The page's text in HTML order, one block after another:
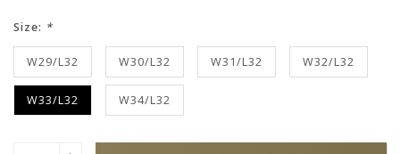
Size: *
W29/L32 W30/L32 W31/L32 W32/L32
W33/L32 W34/L32